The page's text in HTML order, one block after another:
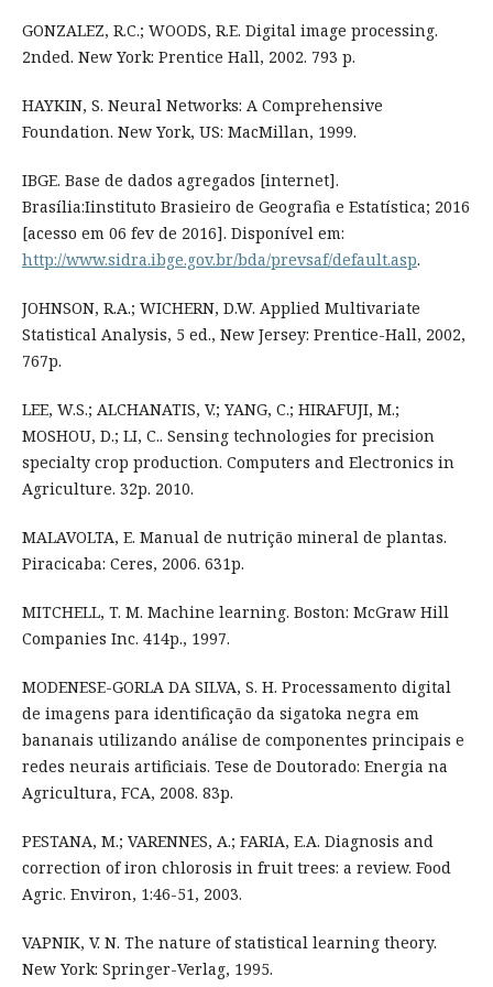
GONZALEZ, R.C.; WOODS, R.E. Digital image processing.
2nded. New York: Prentice Hall, 2002. 793 p.
HAYKIN, S. Neural Networks: A Comprehensive
Foundation. New York, US: MacMillan, 1999.
IBGE. Base de dados agregados [internet].
Brasília:Iinstituto Brasieiro de Geografia e Estatística; 2016
[acesso em 06 fev de 2016]. Disponível em:
http://www.sidra.ibge.gov.br/bda/prevsaf/default.asp.
JOHNSON, R.A.; WICHERN, D.W. Applied Multivariate
Statistical Analysis, 5 ed., New Jersey: Prentice-Hall, 2002,
767p.
LEE, W.S.; ALCHANATIS, V.; YANG, C.; HIRAFUJI, M.;
MOSHOU, D.; LI, C.. Sensing technologies for precision
specialty crop production. Computers and Electronics in
Agriculture. 32p. 2010.
MALAVOLTA, E. Manual de nutrição mineral de plantas.
Piracicaba: Ceres, 2006. 631p.
MITCHELL, T. M. Machine learning. Boston: McGraw Hill
Companies Inc. 414p., 1997.
MODENESE-GORLA DA SILVA, S. H. Processamento digital
de imagens para identificação da sigatoka negra em
bananais utilizando análise de componentes principais e
redes neurais artificiais. Tese de Doutorado: Energia na
Agricultura, FCA, 2008. 83p.
PESTANA, M.; VARENNES, A.; FARIA, E.A. Diagnosis and
correction of iron chlorosis in fruit trees: a review. Food
Agric. Environ, 1:46-51, 2003.
VAPNIK, V. N. The nature of statistical learning theory.
New York: Springer-Verlag, 1995.